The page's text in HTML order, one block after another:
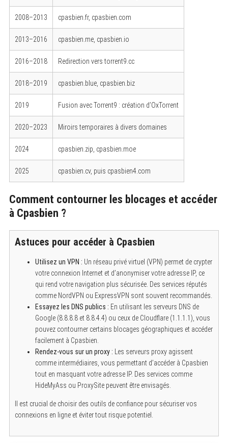
2008–2013 cpasbien.fr, cpasbien.com
2013–2016 cpasbien.me, cpasbien.io
2016–2018 Redirection vers torrent9.cc
2018–2019 cpasbien.blue, cpasbien.biz
2019 Fusion avec Torrent9 : création d’OxTorrent
2020–2023 Miroirs temporaires à divers domaines
2024 cpasbien.zip, cpasbien.moe
2025 cpasbien.cv, puis cpasbien4.com
Comment contourner les blocages et accéder
à Cpasbien ?
Astuces pour accéder à Cpasbien
Utilisez un VPN : Un réseau privé virtuel (VPN) permet de crypter
votre connexion Internet et d’anonymiser votre adresse IP, ce
qui rend votre navigation plus sécurisée. Des services réputés
comme NordVPN ou ExpressVPN sont souvent recommandés.
Essayez les DNS publics : En utilisant les serveurs DNS de
Google (8.8.8.8 et 8.8.4.4) ou ceux de Cloudflare (1.1.1.1), vous
pouvez contourner certains blocages géographiques et accéder
facilement à Cpasbien.
Rendez-vous sur un proxy : Les serveurs proxy agissent
comme intermédiaires, vous permettant d’accéder à Cpasbien
tout en masquant votre adresse IP. Des services comme
HideMyAss ou ProxySite peuvent être envisagés.
Il est crucial de choisir des outils de confiance pour sécuriser vos
connexions en ligne et éviter tout risque potentiel.